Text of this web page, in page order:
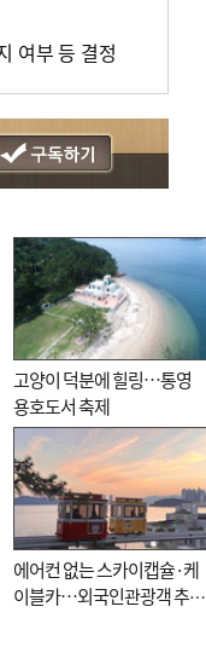
여부 등 결정
고양이 덕분에 힐링…통영
용호도서 축제
에어컨 없는 스카이캡슐·케
이블카…외국인관광객 추억